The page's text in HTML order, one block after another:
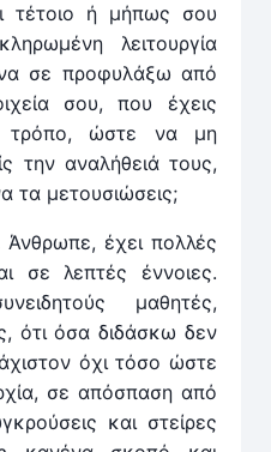
τέτοιο ή μήπως σου
λειτουργία
σε προφυλάξω από
σου, που έχεις
τρόπο, ώστε να μη
την αναλήθειά τους,
τα μετουσιώσεις;
έχει πολλές
σε λεπτές έννοιες.
μαθητές,
ότι όσα διδάσκω δεν
όχι τόσο ώστε
σε απόσπαση από
και στείρες